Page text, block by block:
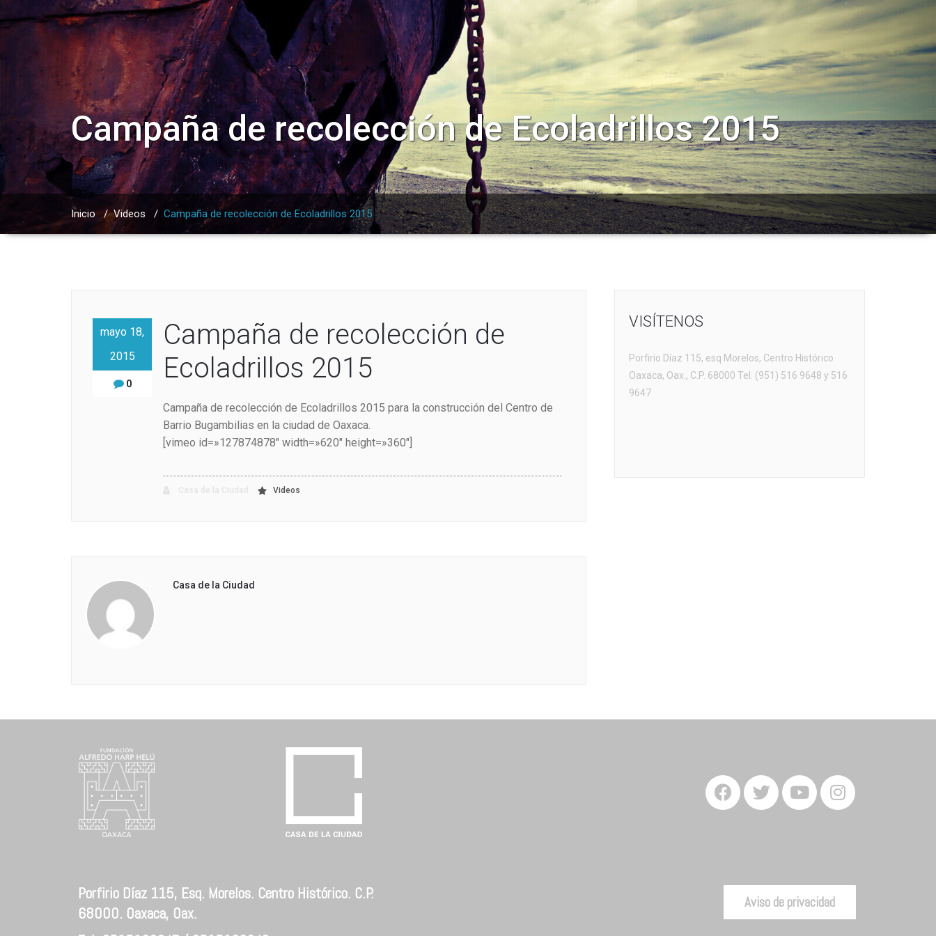
Campaña de recolección de Ecoladrillos 2015
Inicio/Videos / Campaña de recolección de Ecoladrillos 2015
mayo 18,
2015
0
Campaña de recolección de
Ecoladrillos 2015
Campaña de recolección de Ecoladrillos 2015 para la construcción del Centro de
Barrio Bugambilias en la ciudad de Oaxaca.
[vimeo id=»127874878″ width=»620″ height=»360″]
Videos
Casa de la Ciudad
VISÍTENOS
Porfirio Díaz 115, esq Morelos, Centro Histórico
Oaxaca, Oax., C.P. 68000 Tel. (951) 516 9648 y 516
9647
Porfirio Díaz 115, Esq. Morelos. Centro Histórico. C.P.
68000. Oaxaca, Oax.
Aviso de privacidad